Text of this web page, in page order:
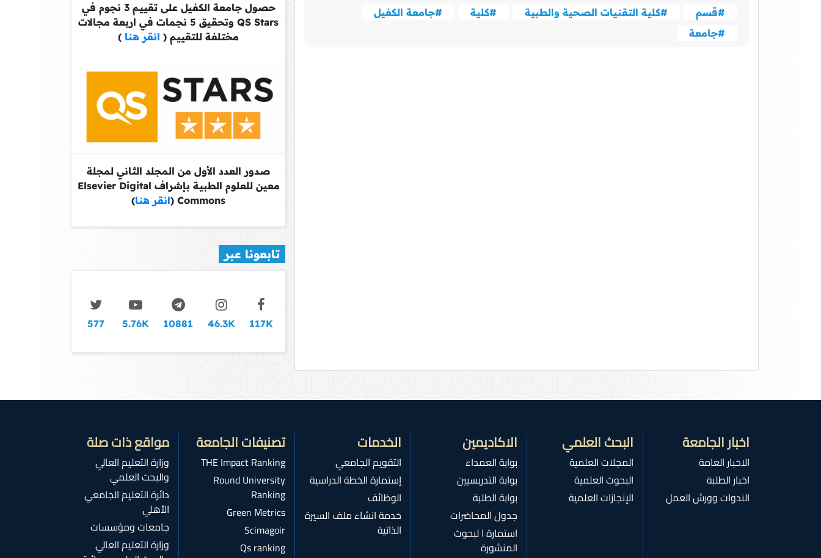
#قسم #كلية التقنيات الصحية والطبية #كلية
#جامعة الكفيل
#جامعة
حصول جامعة الكفيل على تقييم 3 نجوم في
QS Stars وتحقيق 5 نجمات في اربعة مجالات
مختلفة للتقييم ( انقر هنا )
صدور العدد الأول من المجلد الثاني لمجلة
معين للعلوم الطبية بإشراف Elsevier Digital
Commons ( انقر هنا)
تابعونا عبر
117K
46.3K
10881
5.76K
577
اخبار الجامعة
الاخبار العامة
اخبار الطلبة
الندوات وورش العمل
البحث العلمي
المجلات العلمية
البحوث العلمية
الإنجازات العلمية
الاكاديمين
بوابة العمداء
بوابة التدريسيين
بوابة الطلبة
جدول المحاضرات
استمارة ا لبحوث
المنشورة
الخدمات
التقويم الجامعي
إستمارة الخطة الدراسية
الوظائف
خدمة انشاء ملف السيرة
الذاتية
تصنيفات الجامعة
THE Impact Ranking
Round University
Ranking
Green Metrics
Scimagoir
Qs ranking
مواقع ذات صلة
وزارة التعليم العالي
والبحث العلمي
دائرة التعليم الجامعي
الأهلي
جامعات ومؤسسات
وزارة التعليم العالي